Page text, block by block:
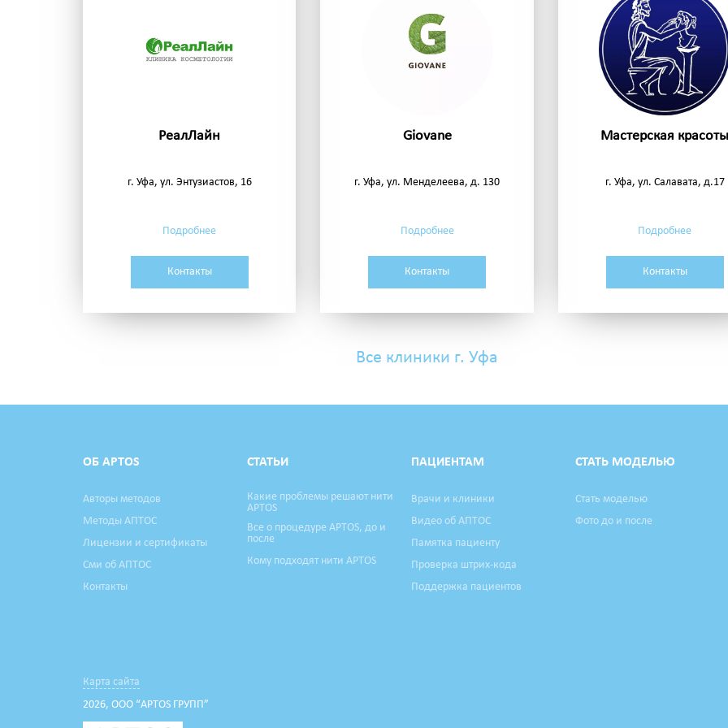
РеалЛайн
г. Уфа, ул. Энтузиастов, 16
Подробнее
Контакты
Giovane
г. Уфа, ул. Менделеева, д. 130
Подробнее
Контакты
Мастерская
г. Уфа, ул. Салавата, д.17
Подробнее
Контакты
Все клиники г. Уфа
ОБ APTOS
Авторы методов
Методы АПТОС
Лицензии и сертификаты
Сми об АПТОС
Контакты
СТАТЬИ
Какие проблемы решают нити
APTOS
Все о процедуре APTOS, до и
после
Кому подходят нити APTOS
ПАЦИЕНТАМ
Врачи и клиники
Видео об АПТОС
Памятка пациенту
Проверка штрих-кода
Поддержка пациентов
СТАТЬ МОДЕЛЬЮ
Стать моделью
Фото до и после
Карта сайта
2026, ООО “APTOS ГРУПП”